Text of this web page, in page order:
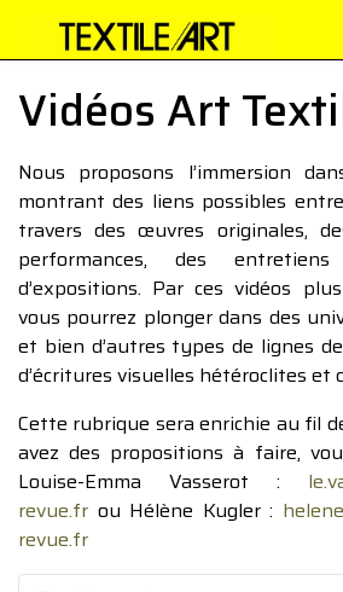
Vidéos Art
Nous proposons l’immersion
montrant des liens possibles
travers des œuvres originales,
performances, des
d’expositions. Par ces vidéos
vous pourrez plonger dans des
et bien d’autres types de lignes
d’écritures visuelles hétéroclites et
Cette rubrique sera enrichie au fil
avez des propositions à faire,
Louise-Emma Vasserot :
revue.fr ou Hélène Kugler :
revue.fr